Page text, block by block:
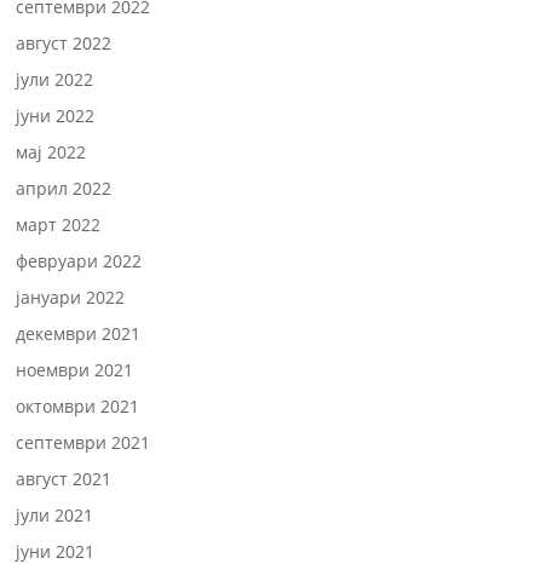
септември 2022
август 2022
јули 2022
јуни 2022
мај 2022
април 2022
март 2022
февруари 2022
јануари 2022
декември 2021
ноември 2021
октомври 2021
септември 2021
август 2021
јули 2021
јуни 2021